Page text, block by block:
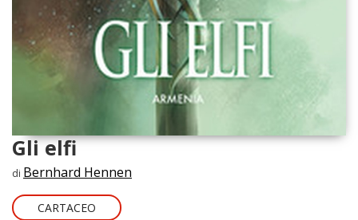
Gli elfi
di Bernhard Hennen
CARTACEO